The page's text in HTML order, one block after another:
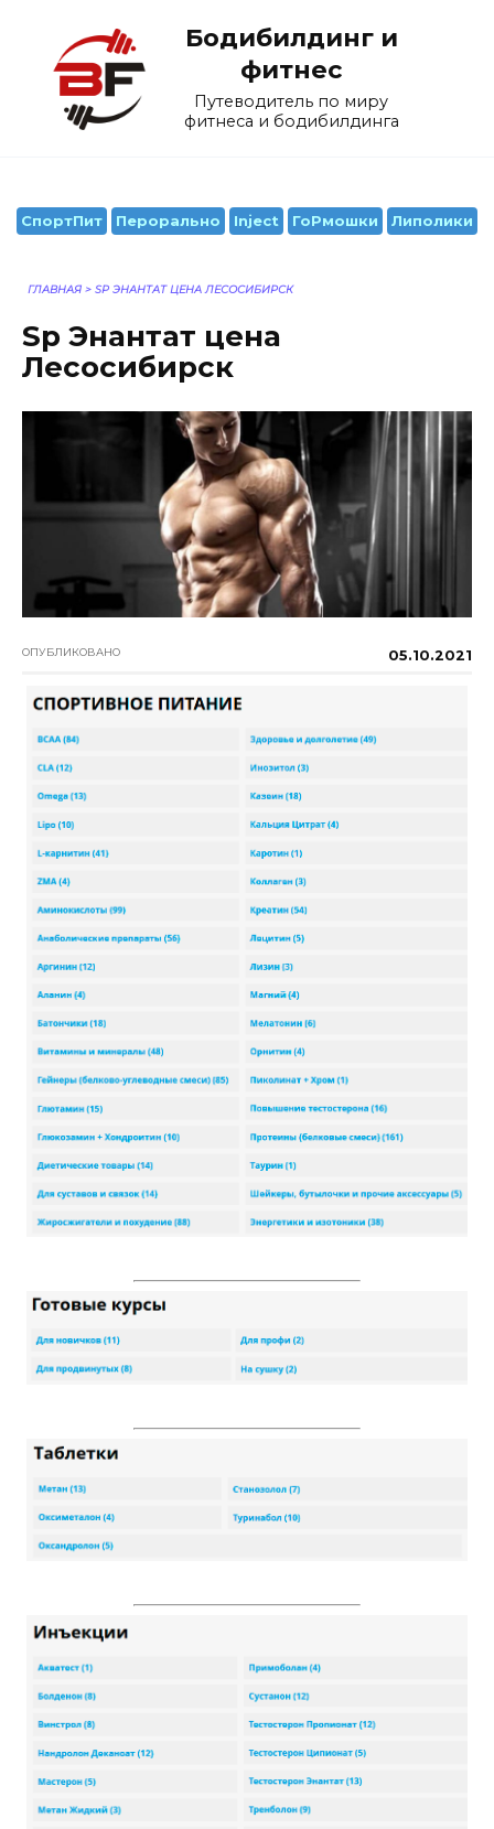
содержанию
Бодибилдинг и
фитнес
Путеводитель по миру
фитнеса и бодибилдинга
СпортПит Перорально Inject ГоРмошки Липолики
ГЛАВНАЯ > SP ЭНАНТАТ ЦЕНА ЛЕСОСИБИРСК
Sp Энантат цена
Лесосибирск
ОПУБЛИКОВАНО 05.10.2021